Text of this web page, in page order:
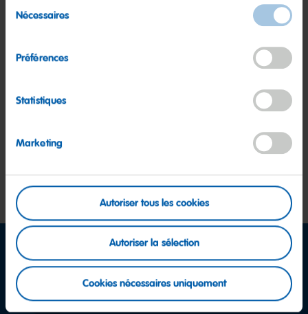
duNécessaires
Préférences
Statistiques
Marketing
Autoriser tous les cookies
Autoriser la sélection
Cookies nécessaires uniquement